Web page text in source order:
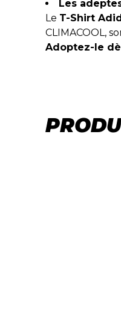
Les
Le T-Shirt
CLIMACOOL,
Adoptez-le